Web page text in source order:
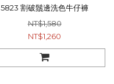
5823 割破鬚邊洗色牛仔褲
NT$1,580
NT$1,260